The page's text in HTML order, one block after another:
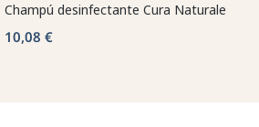
Champú desinfectante Cura Naturale
10,08 €